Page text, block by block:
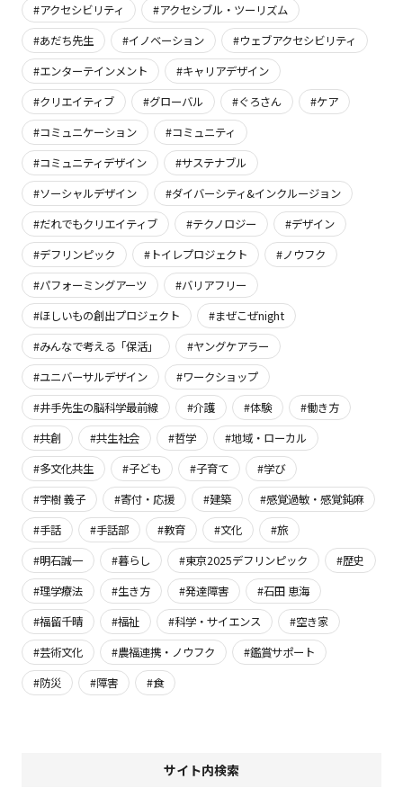
#アクセシビリティ
#アクセシブル・ツーリズム
#あだち先生
#イノベーション
#ウェブアクセシビリティ
#エンターテインメント
#キャリアデザイン
#クリエイティブ
#グローバル #ぐろさん
#ケア
#コミュニケーション
#コミュニティ
#コミュニティデザイン
#サステナブル
#ソーシャルデザイン
#ダイバーシティ&インクルージョン
#だれでもクリエイティブ
#テクノロジー
#デザイン
#デフリンピック
#トイレプロジェクト
#ノウフク
#パフォーミングアーツ
#バリアフリー
#ほしいもの創出プロジェクト
#まぜこぜnight
#みんなで考える「保活」
#ヤングケアラー
#ユニバーサルデザイン
#ワークショップ
#井手先生の脳科学最前線
#介護 #体験
#働き方
#共創
#共生社会 #哲学
#地域・ローカル
#多文化共生
#子ども #子育て
#学び
#宇樹 義子
#寄付・応援 #建築
#感覚過敏・感覚鈍麻
#手話
#手話部 #教育 #文化
#旅
#明石誠一
#暮らし #東京2025デフリンピック
#歴史
#理学療法
#生き方 #発達障害
#石田 恵海
#福留千晴
#福祉 #科学・サイエンス
#空き家
#芸術文化
#農福連携・ノウフク
#鑑賞サポート
#防災
#障害 #食
サイト内検索